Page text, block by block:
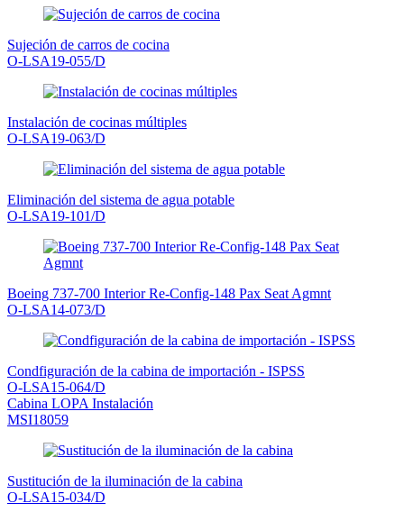
Sujeción de carros de cocina
O-LSA19-055/D
Instalación de cocinas múltiples
O-LSA19-063/D
Eliminación del sistema de agua potable
O-LSA19-101/D
Boeing 737-700 Interior Re-Config-148 Pax Seat Agmnt
O-LSA14-073/D
Condfiguración de la cabina de importación - ISPSS
O-LSA15-064/D
Cabina LOPA Instalación
MSI18059
Sustitución de la iluminación de la cabina
O-LSA15-034/D